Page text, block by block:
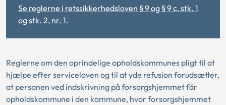
Se reglerne i retssikkerhedsloven § 9 og § 9 c, stk. 1
og stk. 2, nr. 1.
Reglerne om den oprindelige opholdskommunes pligt til at
hjælpe efter serviceloven og til at yde refusion forudsætter,
at personen ved indskrivning på forsorgshjemmet får
opholdskommune i den kommune, hvor forsorgshjemmet